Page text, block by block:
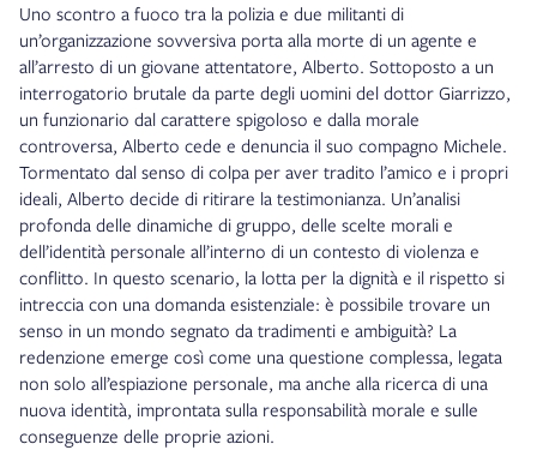
Uno scontro a fuoco tra la polizia e due militanti di
un’organizzazione sovversiva porta alla morte di un agente e
all’arresto di un giovane attentatore, Alberto. Sottoposto a un
interrogatorio brutale da parte degli uomini del dottor Giarrizzo,
un funzionario dal carattere spigoloso e dalla morale
controversa, Alberto cede e denuncia il suo compagno Michele.
Tormentato dal senso di colpa per aver tradito l’amico e i propri
ideali, Alberto decide di ritirare la testimonianza. Un’analisi
profonda delle dinamiche di gruppo, delle scelte morali e
dell’identità personale all’interno di un contesto di violenza e
conflitto. In questo scenario, la lotta per la dignità e il rispetto si
intreccia con una domanda esistenziale: è possibile trovare un
senso in un mondo segnato da tradimenti e ambiguità? La
redenzione emerge così come una questione complessa, legata
non solo all’espiazione personale, ma anche alla ricerca di una
nuova identità, improntata sulla responsabilità morale e sulle
conseguenze delle proprie azioni.